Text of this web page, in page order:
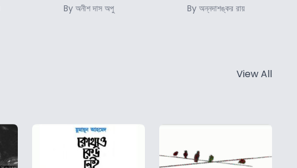
By অনীশ দাস অপু By অন্নদাশঙ্কর রায়
View All